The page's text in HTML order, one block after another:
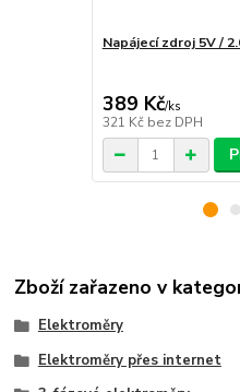
Napájecí zdroj 5V /
389 Kč/ks
321 Kč bez DPH
Zboží zařazeno v
Elektroměry
Elektroměry přes internet